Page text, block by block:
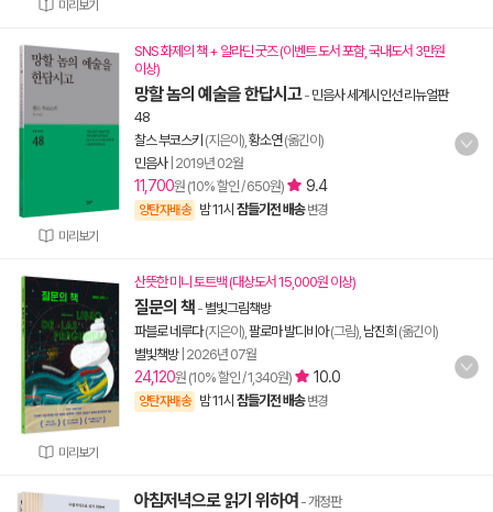
미리보기
미리보기
SNS 화제의 책 + 알라딘 굿즈 (이벤트 도서 포함, 국내도서 3만원
이상)
망할 놈의 예술을 한답시고- 민음사 세계시인선 리뉴얼판
48
찰스 부코스키 (지은이), 황소연(옮긴이)
민음사| 2019년 02월
11,700원 (10% 할인 / 650원) 9.4
양탄자배송 밤 11시 잠들기전 배송 변경
미리보기
산뜻한 미니 토트백 (대상도서 15,000원 이상)
질문의 책 - 별빛그림책방
파블로 네루다(지은이), 팔로마 발디비아(그림), 남진희 (옮긴이)
별빛책방| 2026년 07월
24,120원 (10% 할인 / 1,340원) 10.0
양탄자배송 밤 11시 잠들기전 배송 변경
아침저녁으로 읽기 위하여 - 개정판